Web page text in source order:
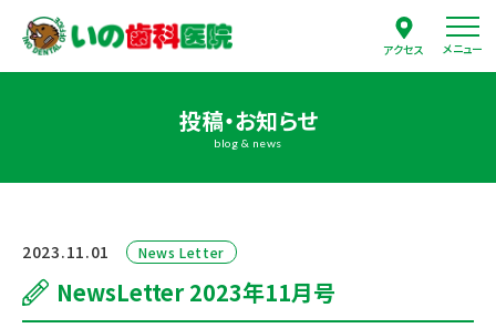
アクセス メニュー
投稿・お知らせ
blog & news
2023.11.01 News Letter
NewsLetter 2023年11月号